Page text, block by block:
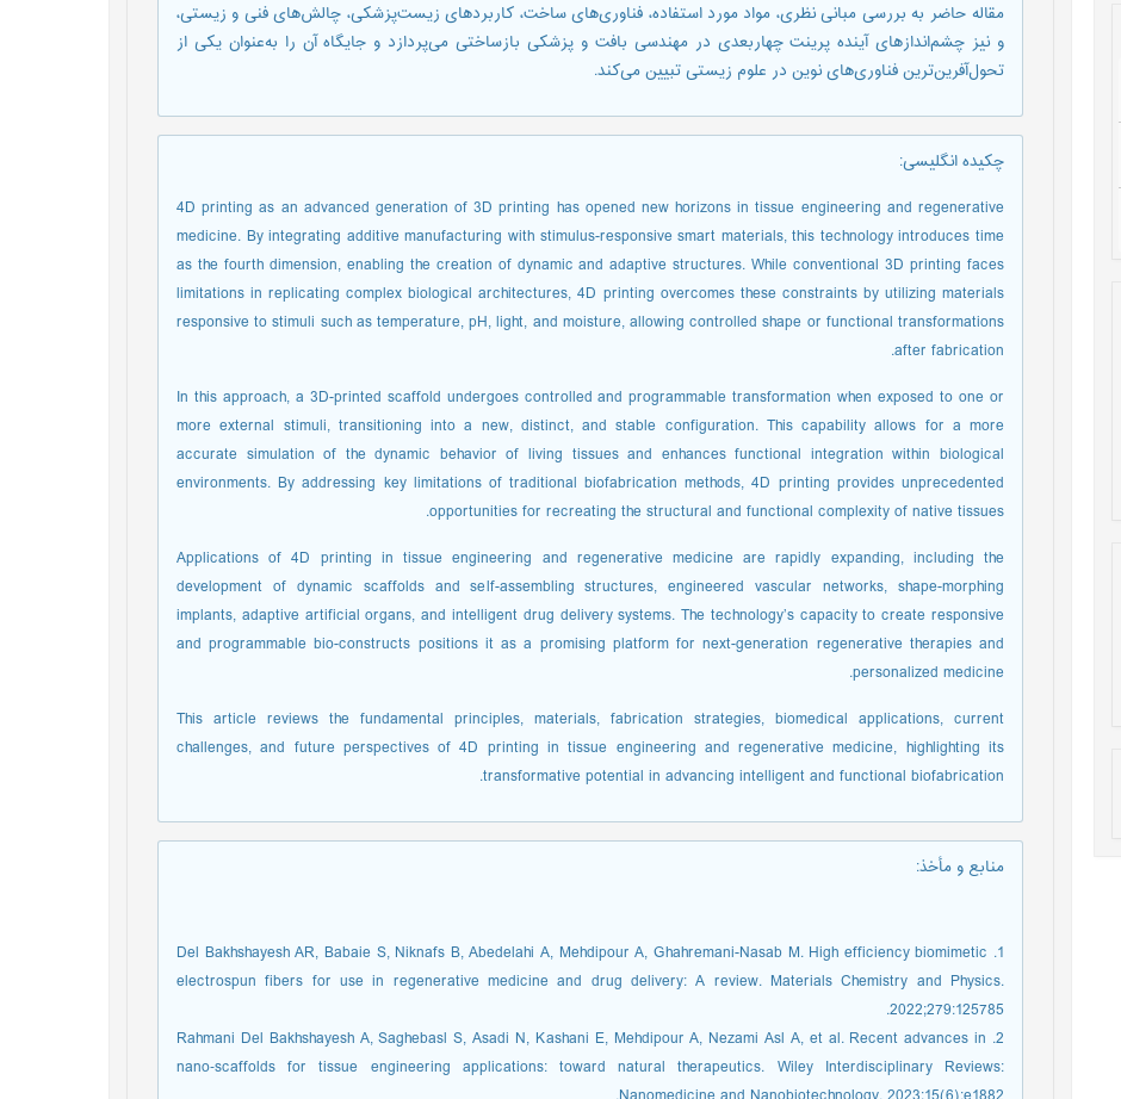
مقاله حاضر به بررسی مبانی نظری، مواد مورد استفاده، فناوری‌های ساخت، کاربردهای زیست‌پزشکی، چالش‌های فنی و زیستی،
و نیز چشم‌اندازهای آینده پرینت چهار‌بعدی در مهندسی بافت و پزشکی بازساختی می‌پردازد و جایگاه آن را به‌عنوان یکی از
تحول‌آفرین‌ترین فناوری‌های نوین در علوم زیستی تبیین می‌کند.
چکیده انگلیسی:
4D printing as an advanced generation of 3D printing has opened new horizons in tissue engineering and regenerative
medicine. By integrating additive manufacturing with stimulus-responsive smart materials, this technology introduces time
as the fourth dimension, enabling the creation of dynamic and adaptive structures. While conventional 3D printing faces
limitations in replicating complex biological architectures, 4D printing overcomes these constraints by utilizing materials
responsive to stimuli such as temperature, pH, light, and moisture, allowing controlled shape or functional transformations
after fabrication.
In this approach, a 3D-printed scaffold undergoes controlled and programmable transformation when exposed to one or
more external stimuli, transitioning into a new, distinct, and stable configuration. This capability allows for a more
accurate simulation of the dynamic behavior of living tissues and enhances functional integration within biological
environments. By addressing key limitations of traditional biofabrication methods, 4D printing provides unprecedented
opportunities for recreating the structural and functional complexity of native tissues.
Applications of 4D printing in tissue engineering and regenerative medicine are rapidly expanding, including the
development of dynamic scaffolds and self-assembling structures, engineered vascular networks, shape-morphing
implants, adaptive artificial organs, and intelligent drug delivery systems. The technology’s capacity to create responsive
and programmable bio-constructs positions it as a promising platform for next-generation regenerative therapies and
personalized medicine.
This article reviews the fundamental principles, materials, fabrication strategies, biomedical applications, current
challenges, and future perspectives of 4D printing in tissue engineering and regenerative medicine, highlighting its
transformative potential in advancing intelligent and functional biofabrication.
منابع و مأخذ:
1. Del Bakhshayesh AR, Babaie S, Niknafs B, Abedelahi A, Mehdipour A, Ghahremani-Nasab M. High efficiency biomimetic
electrospun fibers for use in regenerative medicine and drug delivery: A review. Materials Chemistry and Physics.
2022;279:125785.
2. Rahmani Del Bakhshayesh A, Saghebasl S, Asadi N, Kashani E, Mehdipour A, Nezami Asl A, et al. Recent advances in
nano‐scaffolds for tissue engineering applications: toward natural therapeutics. Wiley Interdisciplinary Reviews: